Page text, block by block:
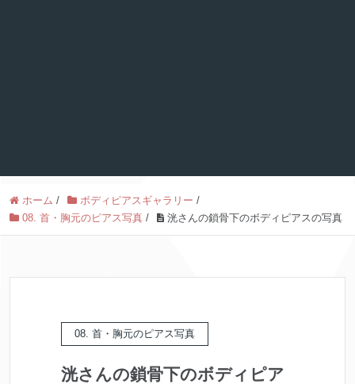
ホーム / ボディピアスギャラリー /
08. 首・胸元のピアス写真 / 洸さんの鎖骨下のボディピアスの写真
08. 首・胸元のピアス写真
洸さんの鎖骨下のボディピア